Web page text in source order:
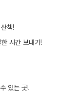
책!
시간 보내기!
있는 곳!